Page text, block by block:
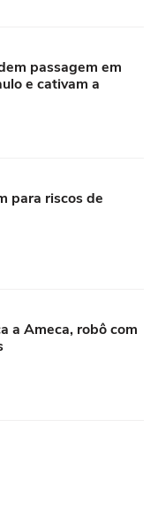
passagem em
e cativam a
para riscos de
a Ameca, robô com